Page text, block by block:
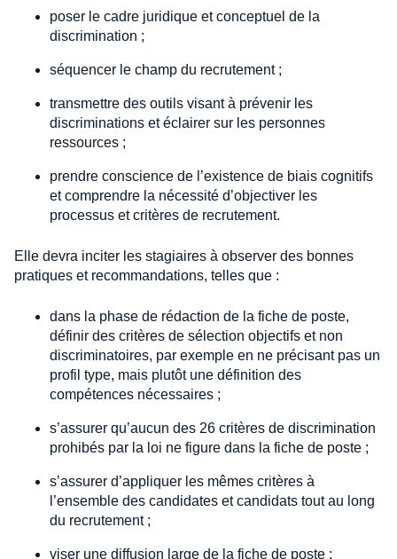
poser le cadre juridique et conceptuel de la
discrimination ;
séquencer le champ du recrutement ;
transmettre des outils visant à prévenir les
discriminations et éclairer sur les personnes
ressources ;
prendre conscience de l’existence de biais cognitifs
et comprendre la nécessité d’objectiver les
processus et critères de recrutement.
Elle devra inciter les stagiaires à observer des bonnes
pratiques et recommandations, telles que :
dans la phase de rédaction de la fiche de poste,
définir des critères de sélection objectifs et non
discriminatoires, par exemple en ne précisant pas un
profil type, mais plutôt une définition des
compétences nécessaires ;
s’assurer qu’aucun des 26 critères de discrimination
prohibés par la loi ne figure dans la fiche de poste ;
s’assurer d’appliquer les mêmes critères à
l’ensemble des candidates et candidats tout au long
du recrutement ;
viser une diffusion large de la fiche de poste ;